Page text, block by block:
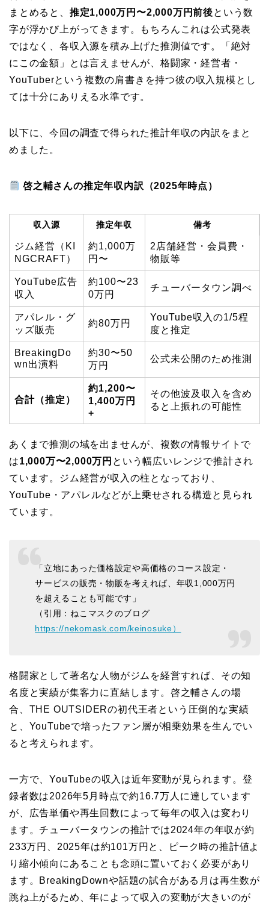
まとめると、 推定1,000万円〜2,000万円前後という数
字が浮かび上がってきます。もちろんこれは公式発表
ではなく、各収入源を積み上げた推測値です。「絶対
にこの金額」とは言えませんが、格闘家・経営者・
YouTuberという複数の肩書きを持つ彼の収入規模とし
ては十分にありえる水準です。
以下に、今回の調査で得られた推計年収の内訳をまと
めました。
啓之輔さんの推定年収内訳（2025年時点）
収入源 推定年収 備考
ジム経営（KI
NGCRAFT）
約1,000万
円〜
2店舗経営・会員費・
物販等
YouTube広告
収入
約100〜23
0万円
チューバータウン調べ
アパレル・グ
ッズ販売
約80万円
YouTube収入の1/5程
度と推定
BreakingDo
wn出演料
約30〜50
万円
公式未公開のため推測
合計（推定）
約1,200〜
1,400万円
+
その他波及収入を含め
ると上振れの可能性
あくまで推測の域を出ませんが、複数の情報サイトで
は1,000万〜2,000万円 という幅広いレンジで推計され
ています。ジム経営が収入の柱となっており、
YouTube・アパレルなどが上乗せされる構造と見られ
ています。
「立地にあった価格設定や高価格のコース設定・
サービスの販売・物販を考えれば、年収1,000万円
を超えることも可能です」
（引用：ねこマスクのブログ
https://nekomask.com/keinosuke）
格闘家として著名な人物がジムを経営すれば、その知
名度と実績が集客力に直結します。啓之輔さんの場
合、THE OUTSIDERの初代王者という圧倒的な実績
と、YouTubeで培ったファン層が相乗効果を生んでい
ると考えられます。
一方で、YouTubeの収入は近年変動が見られます。登
録者数は2026年5月時点で約16.7万人に達しています
が、広告単価や再生回数によって毎年の収入は変わり
ます。チューバータウンの推計では2024年の年収が約
233万円、2025年は約101万円と、ピーク時の推計値よ
り縮小傾向にあることも念頭に置いておく必要があり
ます。BreakingDownや話題の試合がある月は再生数が
跳ね上がるため、年によって収入の変動が大きいのが